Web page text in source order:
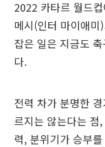
2022 카타르 월드
메시(인터 마이애
잡은 일은 지금도
다.
전력 차가 분명한
르지는 않는다는 점
력, 분위기가 승부